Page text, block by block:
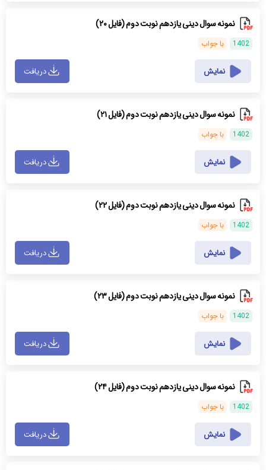
نمونه سوال دینی یازدهم نوبت دوم (فایل ۲۰)
1402 با جواب
نمایش دریافت
نمونه سوال دینی یازدهم نوبت دوم (فایل ۲۱)
1402 با جواب
نمایش دریافت
نمونه سوال دینی یازدهم نوبت دوم (فایل ۲۲)
1402 با جواب
نمایش دریافت
نمونه سوال دینی یازدهم نوبت دوم (فایل ۲۳)
1402 با جواب
نمایش دریافت
نمونه سوال دینی یازدهم نوبت دوم (فایل ۲۴)
1402 با جواب
نمایش دریافت